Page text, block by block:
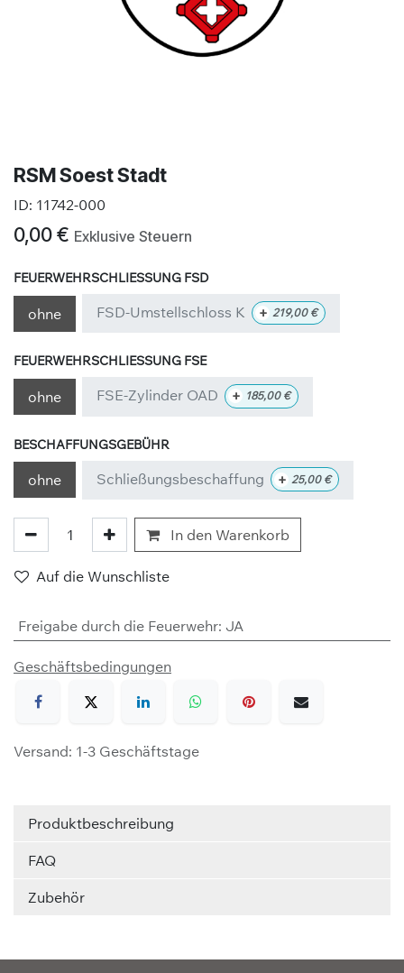
RSM Soest Stadt
ID: 11742-000
0,00€ Exklusive Steuern
FEUERWEHRSCHLIESSUNG FSD
ohne FSD-Umstellschloss K + 219,00€
FEUERWEHRSCHLIESSUNG FSE
ohne FSE-Zylinder OAD + 185,00€
BESCHAFFUNGSGEBÜHR
ohne Schließungsbeschaffung + 25,00€
In den Warenkorb
Auf die Wunschliste
Freigabe durch die Feuerwehr: JA
Geschäftsbedingungen
Versand: 1-3 Geschäftstage
Produktbeschreibung
FAQ
Zubehör